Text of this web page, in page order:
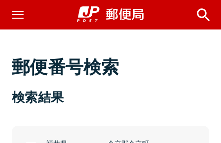
郵便番号検索
検索結果